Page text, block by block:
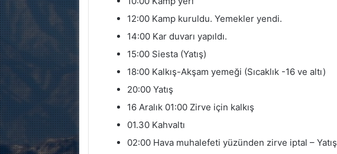
12:00 Kamp kuruldu. Yemekler yendi.
14:00 Kar duvarı yapıldı.
15:00 Siesta (Yatış)
18:00 Kalkış-Akşam yemeği (Sıcaklık -16 ve altı)
20:00 Yatış
16 Aralık 01:00 Zirve için kalkış
01.30 Kahvaltı
02:00 Hava muhalefeti yüzünden zirve iptal – Yatış